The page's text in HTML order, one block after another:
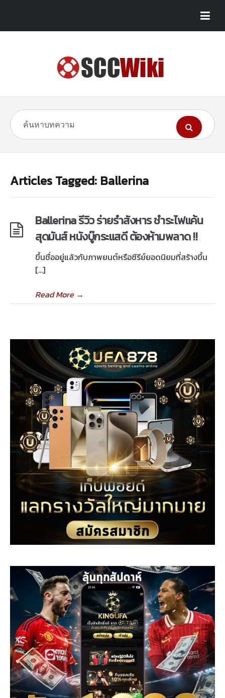
Articles Tagged: Ballerina
Ballerina รีวิว ร่ายรำสังหาร ชำระไฟแค้น
สุดมันส์ หนังบู๊กระแสดี ต้องห้ามพลาด !!
ขึ้นชื่ออยู่แล้วกับภาพยนต์หรือซีรีย์ยอดนิยมที่สร้างขึ้น
[…]
Read More→